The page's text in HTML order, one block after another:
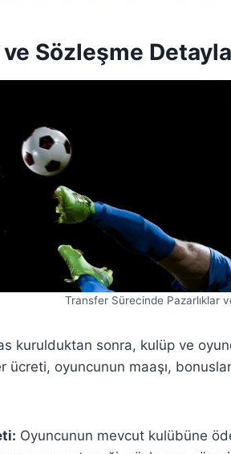
Sözleşme
Transfer Sürecinde Pazarlıklar
kurulduktan sonra, kulüp ve
ücreti, oyuncunun maaşı,
Oyuncunun mevcut kulübüne